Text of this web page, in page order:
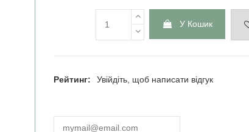
У Кошик
Рейтинг: Увійдіть, щоб написати відгук